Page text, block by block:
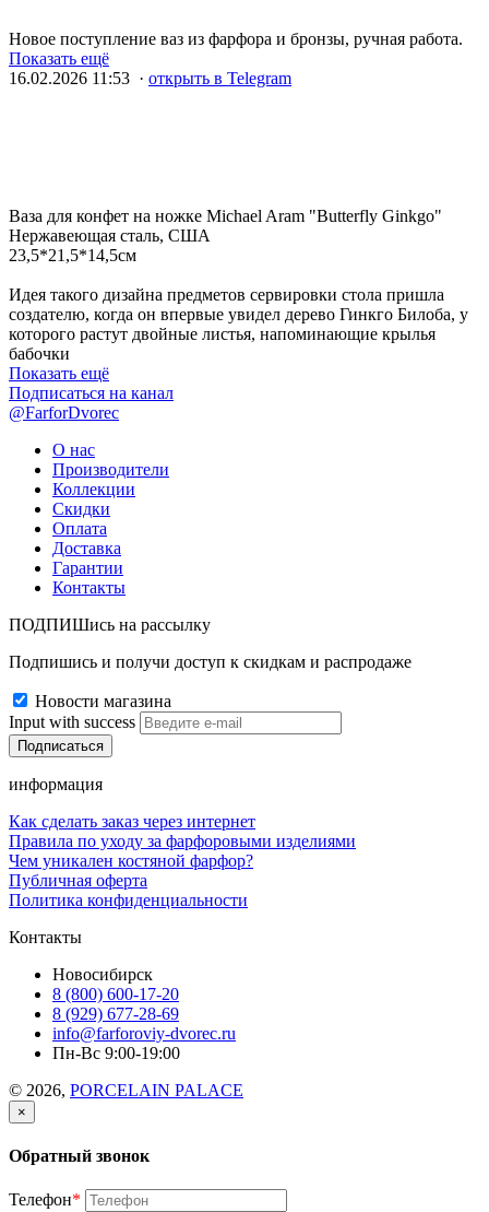
Новое поступление ваз из фарфора и бронзы, ручная работа.
Показать ещё
16.02.2026 11:53 · открыть в Telegram
Ваза для конфет на ножке Michael Aram "Butterfly Ginkgo"
Нержавеющая сталь, США
23,5*21,5*14,5см
Идея такого дизайна предметов сервировки стола пришла
создателю, когда он впервые увидел дерево Гинкго Билоба, у
которого растут двойные листья, напоминающие крылья
бабочки
Показать ещё
Подписаться на канал
@FarforDvorec
О нас
Производители
Коллекции
Скидки
Оплата
Доставка
Гарантии
Контакты
ПОДПИШись на рассылку
Подпишись и получи доступ к скидкам и распродаже
Новости магазина
Input with success
информация
Как сделать заказ через интернет
Правила по уходу за фарфоровыми изделиями
Чем уникален костяной фарфор?
Публичная оферта
Политика конфиденциальности
Контакты
Новосибирск
8 (800) 600-17-20
8 (929) 677-28-69
info@farforoviy-dvorec.ru
Пн-Вс 9:00-19:00
© 2026, PORCELAIN PALACE
×
Обратный звонок
Телефон*